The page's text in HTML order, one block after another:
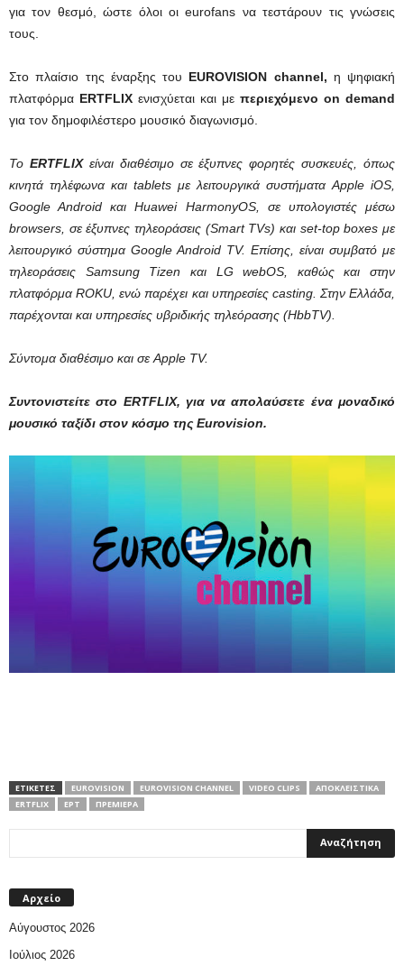
για τον θεσμό, ώστε όλοι οι eurofans να τεστάρουν τις γνώσεις
τους.
Στο πλαίσιο της έναρξης του EUROVISION channel, η ψηφιακή
πλατφόρμα ERTFLIX ενισχύεται και με περιεχόμενο on demand
για τον δημοφιλέστερο μουσικό διαγωνισμό.
Το ERTFLIXείναι διαθέσιμο σε έξυπνες φορητές συσκευές, όπως
κινητά τηλέφωνα και tablets με λειτουργικά συστήματα Apple iOS,
Google Android και Huawei HarmonyOS, σε υπολογιστές μέσω
browsers, σε έξυπνες τηλεοράσεις (Smart TVs) και set-top boxes με
λειτουργικό σύστημα Google Android TV. Επίσης, είναι συμβατό με
τηλεοράσεις Samsung Tizen και LG webOS, καθώς και στην
πλατφόρμα ROKU, ενώ παρέχει και υπηρεσίες casting. Στην Ελλάδα,
παρέχονται και υπηρεσίες υβριδικής τηλεόρασης (HbbTV).
Σύντομα διαθέσιμο και σε Apple TV.
Συντονιστείτε στο ERTFLIX, για να απολαύσετε ένα μοναδικό
μουσικό ταξίδι στον κόσμο της Eurovision.
ΕΤΙΚΕΤΕΣ EUROVISION EUROVISION CHANNEL VIDEO CLIPS
ΑΠΟΚΛΕΙΣΤΙΚΆ
ΕRTFLIX
ΕΡΤ ΠΡΕΜΙΕΡΑ
Αρχείο
Αύγουστος 2026
Ιούλιος 2026